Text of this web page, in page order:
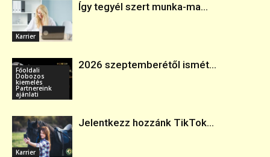
Karrier
Így tegyél szert munka-ma...
Főoldali
Dobozos
kiemelés
Partnereink
ajánlati
2026 szeptemberétől ismét...
Karrier
Jelentkezz hozzánk TikTok...